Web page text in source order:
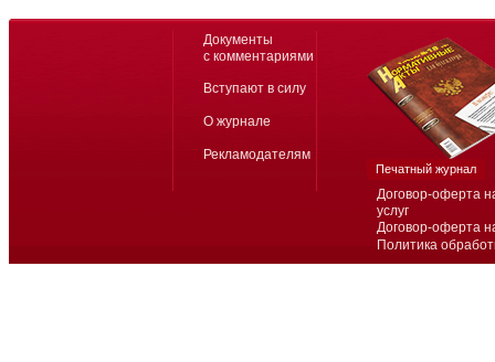
Договор-оферта
услуг
Договор-оферта
Политика
Документы
с комментариями
Вступают в силу
О журнале
Рекламодателям
Печатный журнал